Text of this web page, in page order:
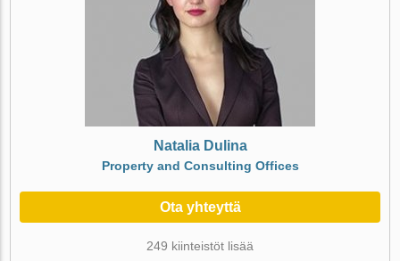
Natalia Dulina
Property and Consulting Offices
Ota yhteyttä
249 kiinteistöt lisää